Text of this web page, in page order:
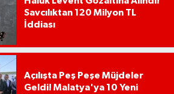
Savcılıktan 120 Milyon TL
İddiası
Açılışta Peş Peşe Müjdeler
Geldi! Malatya'ya 10 Yeni